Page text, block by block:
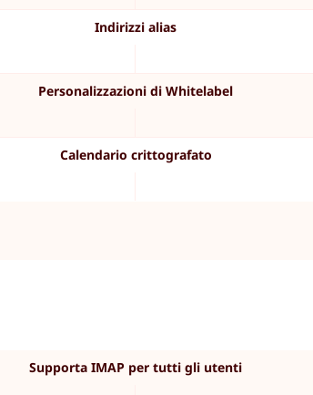
Indirizzi alias
Personalizzazioni di Whitelabel
Calendario crittografato
Supporta IMAP per tutti gli utenti